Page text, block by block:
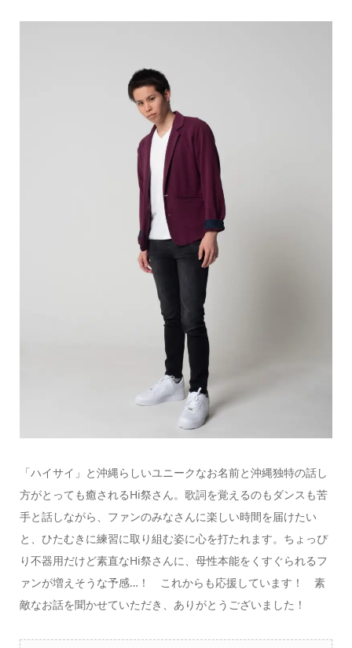
「ハイサイ」と沖縄らしいユニークなお名前と沖縄独特の話し
方がとっても癒されるHi祭さん。歌詞を覚えるのもダンスも苦
手と話しながら、ファンのみなさんに楽しい時間を届けたい
と、ひたむきに練習に取り組む姿に心を打たれます。ちょっぴ
り不器用だけど素直なHi祭さんに、母性本能をくすぐられるフ
ァンが増えそうな予感…！ これからも応援しています！ 素
敵なお話を聞かせていただき、ありがとうございました！